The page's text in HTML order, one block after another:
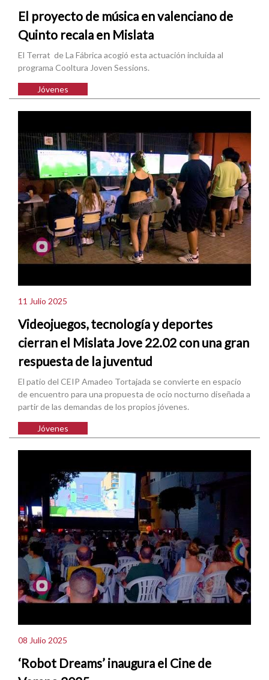
El proyecto de música en valenciano de
Quinto recala en Mislata
El Terrat de La Fábrica acogió esta actuación incluida al
programa Cooltura Joven Sessions.
Jóvenes
11 Julio 2025
Videojuegos, tecnología y deportes
cierran el Mislata Jove 22.02 con una gran
respuesta de la juventud
El patio del CEIP Amadeo Tortajada se convierte en espacio
de encuentro para una propuesta de ocio nocturno diseñada a
partir de las demandas de los propios jóvenes.
Jóvenes
08 Julio 2025
‘Robot Dreams’ inaugura el Cine de